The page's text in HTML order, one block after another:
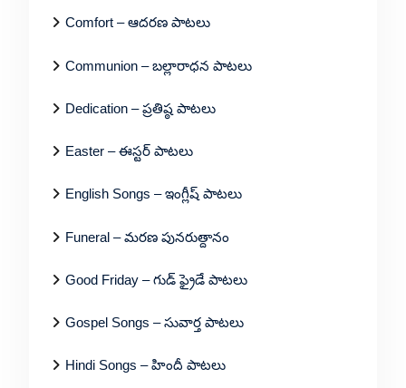
Comfort – ఆదరణ పాటలు
Communion – బల్లారాధన పాటలు
Dedication – ప్రతిష్ఠ పాటలు
Easter – ఈస్టర్ పాటలు
English Songs – ఇంగ్లీష్ పాటలు
Funeral – మరణ పునరుత్దానం
Good Friday – గుడ్ ఫ్రైడే పాటలు
Gospel Songs – సువార్త పాటలు
Hindi Songs – హిందీ పాటలు